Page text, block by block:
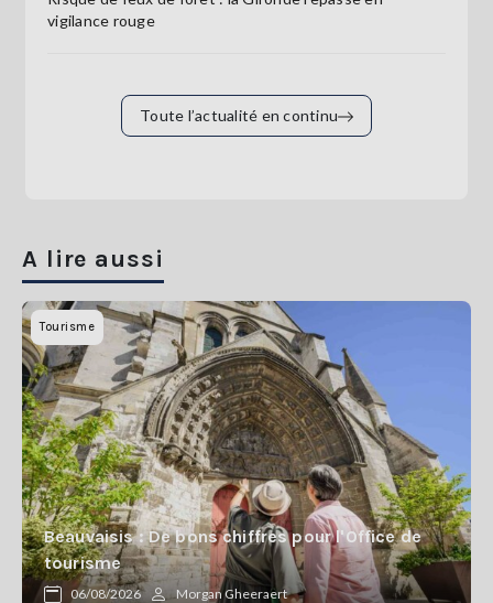
vigilance rouge
Toute l’actualité en continu
A lire aussi
Tourisme
Beauvaisis : De bons chiffres pour l'Office de
tourisme
06/08/2026
Morgan Gheeraert